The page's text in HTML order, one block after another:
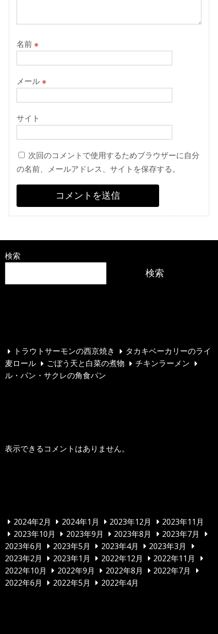
名前※
メール※
サイト
次回のコメントで使用するためブラウザーに自分
の名前、メールアドレス、サイトを保存する。
検索
検索
トラウトサーモンの西京焼き
タカキベーカリーのライ
麦ロール
ごぼう天と白菜の煮物
チキンラーメン
ル・パン・サクレの角食パン
表示できるコメントはありません。
2024年2月 2024年1月 2023年12月
2023年11月
2023年10月
2023年9月 2023年8月
2023年7月
2023年6月
2023年5月 2023年4月
2023年3月
2023年2月
2023年1月 2022年12月
2022年11月
2022年10月
2022年9月 2022年8月
2022年7月
2022年6月
2022年5月 2022年4月